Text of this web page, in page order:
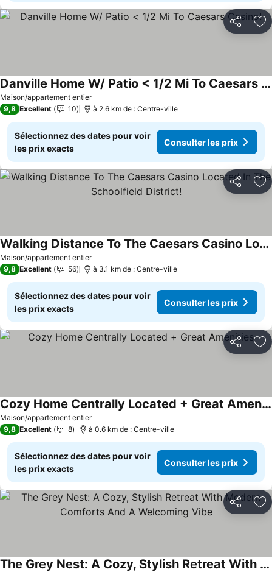
Partager
Maison/appartement entier
Danville Home W/ Patio < 1/2 Mi To Caesars Casino!
Consulter les prix
9,8 Excellent 10 à 2.6 km de : Centre-ville
Sélectionnez des dates pour voir
les prix exacts
Consulter les prix
Partager
Maison/appartement entier
Walking Distance To The Caesars Casino Located In The Schoolfield District!
Consulter les prix
9,8 Excellent 56 à 3.1 km de : Centre-ville
Sélectionnez des dates pour voir
les prix exacts
Consulter les prix
Partager
Maison/appartement entier
Cozy Home Centrally Located + Great Amenities
Consulter les prix
9,8 Excellent 8 à 0.6 km de : Centre-ville
Sélectionnez des dates pour voir
les prix exacts
Consulter les prix
Partager
The Grey Nest: A Cozy, Stylish Retreat With Modern Comforts And A Welcoming Vibe